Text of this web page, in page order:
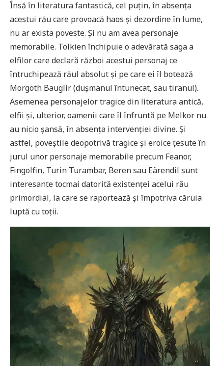
Însă în literatura fantastică, cel puțin, în absența
acestui rău care provoacă haos și dezordine în lume,
nu ar exista poveste. Și nu am avea personaje
memorabile. Tolkien închipuie o adevărată saga a
elfilor care declară război acestui personaj ce
întruchipează răul absolut și pe care ei îl botează
Morgoth Bauglir (dușmanul întunecat, sau tiranul).
Asemenea personajelor tragice din literatura antică,
elfii și, ulterior, oamenii care îl înfruntă pe Melkor nu
au nicio șansă, în absența intervenției divine. Și
astfel, poveștile deopotrivă tragice și eroice țesute în
jurul unor personaje memorabile precum Feanor,
Fingolfin, Turin Turambar, Beren sau Eärendil sunt
interesante tocmai datorită existenței acelui rău
primordial, la care se raportează și împotriva căruia
luptă cu toții.